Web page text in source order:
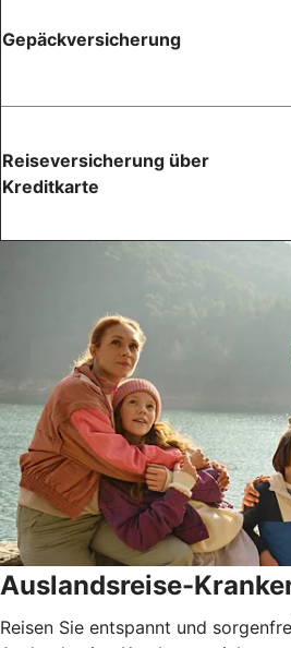
Gepäckversicherung
Reiseversicherung über
Kreditkarte
Auslandsreise-
Reisen Sie entspannt und